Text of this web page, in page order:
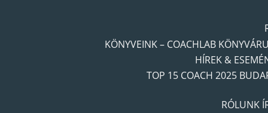
KÖNYVEINK – COACHLAB
HÍREK &
TOP 15 COACH 2025
RÓLUNK